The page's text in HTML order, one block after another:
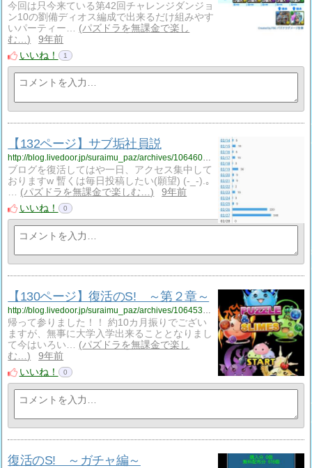
今回は只今来ている第42回チャレンジダンジョ
ン10の劉備ディオス編成で出来るだけ組みやす
いパーティー…
パズドラを無課金で楽し
む…
9年前
いいね！
1
【132ページ】サブ垢社員説
ブログを復活してはや一日、アクセス集中して
おりますw 暫くは毎日投稿したい(願望) (-_-).｡
…
パズドラを無課金で楽しむ…
9年前
いいね！
0
【130ページ】復活のS! ～第２章～
帰って参りました！！ 約10カ月振りでござい
ますが、無事に大学入学出来ることとなりまし
て今はいろい…
パズドラを無課金で楽し
む…
9年前
いいね！
0
復活のS! ～ガチャ編～